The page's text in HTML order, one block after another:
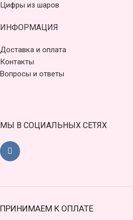
Цифры из шаров
ИНФОРМАЦИЯ
Доставка и оплата
Контакты
Вопросы и ответы
МЫ В СОЦИАЛЬНЫХ СЕТЯХ
ПРИНИМАЕМ К ОПЛАТЕ